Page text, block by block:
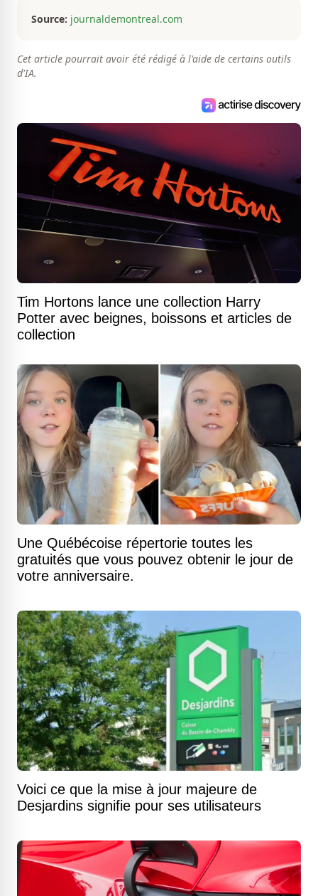
Source: journaldemontreal.com
Cet article pourrait avoir été rédigé à l'aide de certains outils
d'IA.
Tim Hortons lance une collection Harry
Potter avec beignes, boissons et articles de
collection
Une Québécoise répertorie toutes les
gratuités que vous pouvez obtenir le jour de
votre anniversaire.
Voici ce que la mise à jour majeure de
Desjardins signifie pour ses utilisateurs